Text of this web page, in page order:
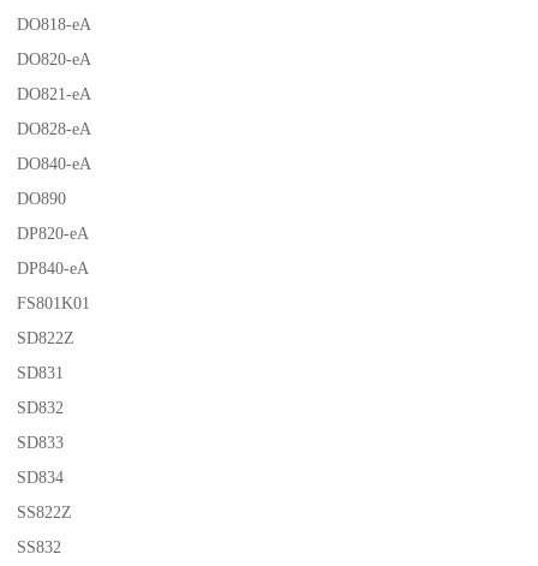
DO818-eA
DO820-eA
DO821-eA
DO828-eA
DO840-eA
DO890
DP820-eA
DP840-eA
FS801K01
SD822Z
SD831
SD832
SD833
SD834
SS822Z
SS832